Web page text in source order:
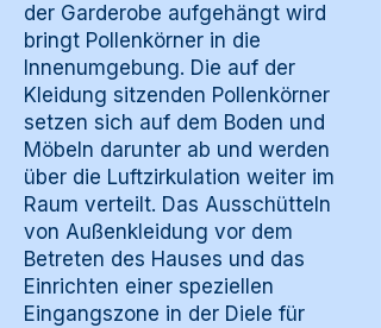
der Garderobe aufgehängt wird
bringt Pollenkörner in die
Innenumgebung. Die auf der
Kleidung sitzenden Pollenkörner
setzen sich auf dem Boden und
Möbeln darunter ab und werden
über die Luftzirkulation weiter im
Raum verteilt. Das Ausschütteln
von Außenkleidung vor dem
Betreten des Hauses und das
Einrichten einer speziellen
Eingangszone in der Diele für